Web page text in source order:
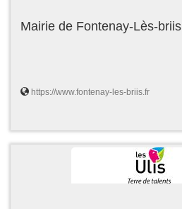
Mairie de Fontenay-Lès-briis
https://www.fontenay-les-briis.fr